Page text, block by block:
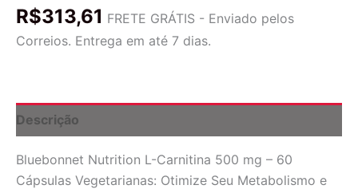
Carnitina
mg
Vegetarianas:
Energia
Metabolismo
quantidade
R$313,61 FRETE GRÁTIS - Enviado pelos
Correios. Entrega em até 7 dias.
Descrição
Bluebonnet Nutrition L-Carnitina 500 mg – 60
Cápsulas Vegetarianas: Otimize Seu Metabolismo e